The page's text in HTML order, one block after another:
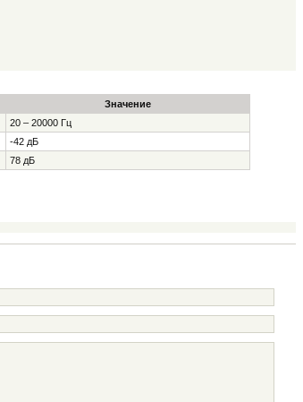
Значение
20 – 20000 Гц
-42 дБ
78 дБ